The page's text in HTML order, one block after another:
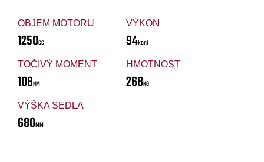
OBJEM MOTORU
1250CC
VÝKON
94koní
TOČIVÝ MOMENT
108NM
HMOTNOST
268KG
VÝŠKA SEDLA
680MM